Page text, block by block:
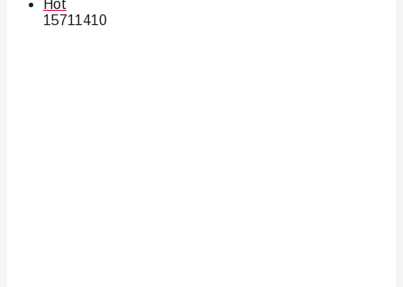
Hot
15711410